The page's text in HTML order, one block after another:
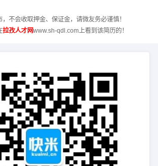
不会收取押金、保证金，请微友务必谨慎！
拉孜人才网www.sh-qdl.com上看到该简历的！